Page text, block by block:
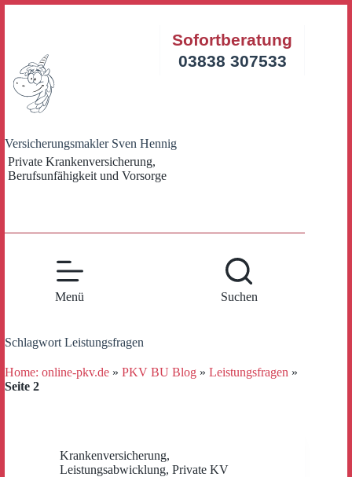
Versicherungsmakler Sven Hennig
Private Krankenversicherung,
Berufsunfähigkeit und Vorsorge
Sofortberatung
03838 307533
Menü Suchen
Schlagwort Leistungsfragen
Home: online-pkv.de » PKV BU Blog » Leistungsfragen »
Seite 2
Krankenversicherung,
Leistungsabwicklung, Private KV